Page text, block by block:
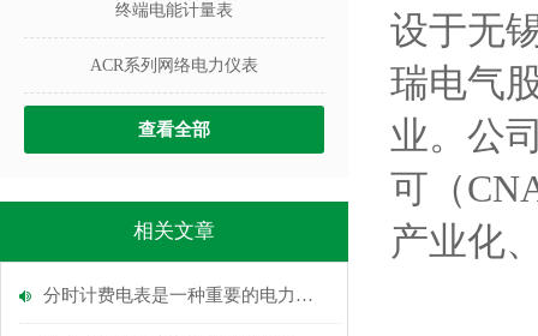
终端电能计量表
ACR系列网络电力仪表
查看全部
相关文章
分时计费电表是一种重要的电力管理工具
设于无
瑞电气
业。公
可（
产业化